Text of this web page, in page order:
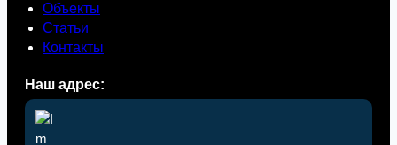
Объекты
Статьи
Контакты
Наш адрес: